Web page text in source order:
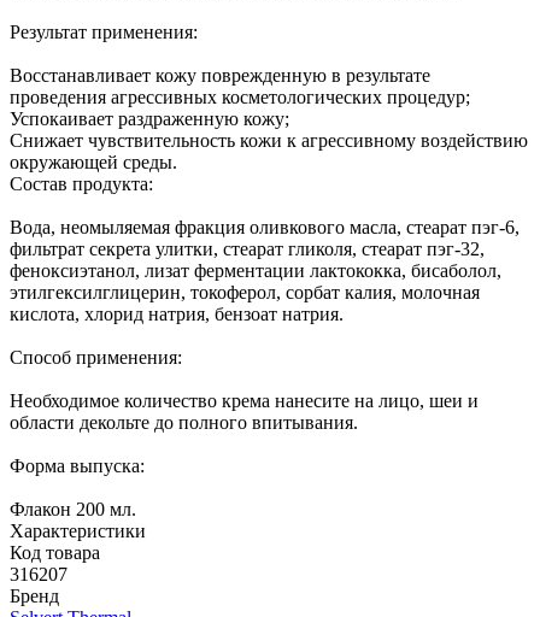
Результат применения:
Восстанавливает кожу поврежденную в результате
проведения агрессивных косметологических процедур;
Успокаивает раздраженную кожу;
Снижает чувствительность кожи к агрессивному воздействию
окружающей среды.
Состав продукта:
Вода, неомыляемая фракция оливкового масла, стеарат пэг-6,
фильтрат секрета улитки, стеарат гликоля, стеарат пэг-32,
феноксиэтанол, лизат ферментации лактококка, бисаболол,
этилгексилглицерин, токоферол, сорбат калия, молочная
кислота, хлорид натрия, бензоат натрия.
Способ применения:
Необходимое количество крема нанесите на лицо, шеи и
области декольте до полного впитывания.
Форма выпуска:
Флакон 200 мл.
Характеристики
Код товара
316207
Бренд